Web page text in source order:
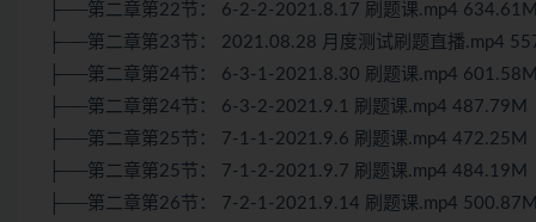
├──第二章第22节： 6-2-2-2021.8.17 刷题课.mp4 634.61M
├──第二章第23节： 2021.08.28 月度测试刷题直播.mp4
├──第二章第24节： 6-3-1-2021.8.30 刷题课.mp4 601.58M
├──第二章第24节： 6-3-2-2021.9.1 刷题课.mp4 487.79M
├──第二章第25节： 7-1-1-2021.9.6 刷题课.mp4 472.25M
├──第二章第25节： 7-1-2-2021.9.7 刷题课.mp4 484.19M
├──第二章第26节： 7-2-1-2021.9.14 刷题课.mp4 500.87M